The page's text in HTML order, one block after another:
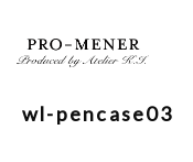
content
wl-pencase03